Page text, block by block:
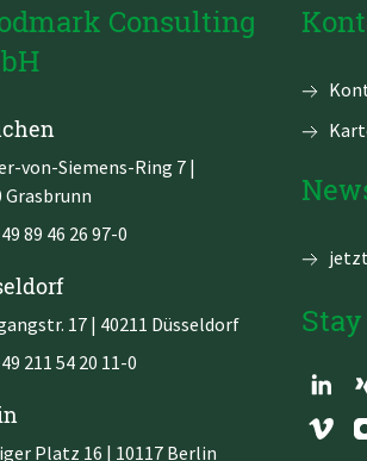
Consulting
von-Siemens-Ring 7 |
Grasbrunn
89 46 26 97-0
17 | 40211 Düsseldorf
211 54 20 11-0
Platz 16 | 10117 Berlin